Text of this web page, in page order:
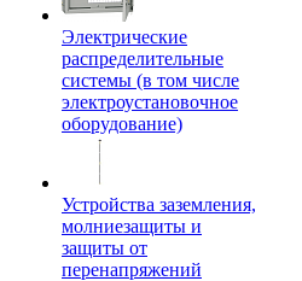
Электрические
распределительные
системы (в том числе
электроустановочное
оборудование)
Устройства заземления,
молниезащиты и
защиты от
перенапряжений